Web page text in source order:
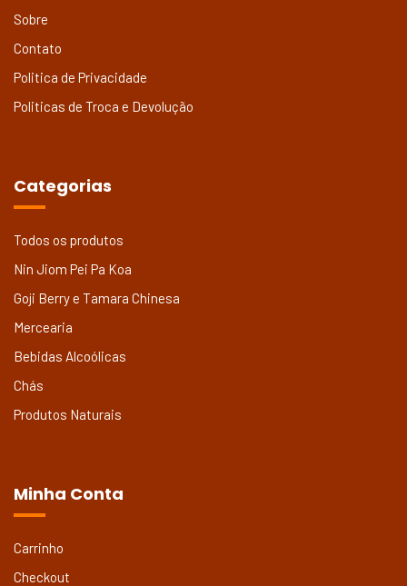
Sobre
Contato
Politica de Privacidade
Politicas de Troca e Devolução
Categorias
Todos os produtos
Nin Jiom Pei Pa Koa
Goji Berry e Tamara Chinesa
Mercearia
Bebidas Alcoólicas
Chás
Produtos Naturais
Minha Conta
Carrinho
Checkout